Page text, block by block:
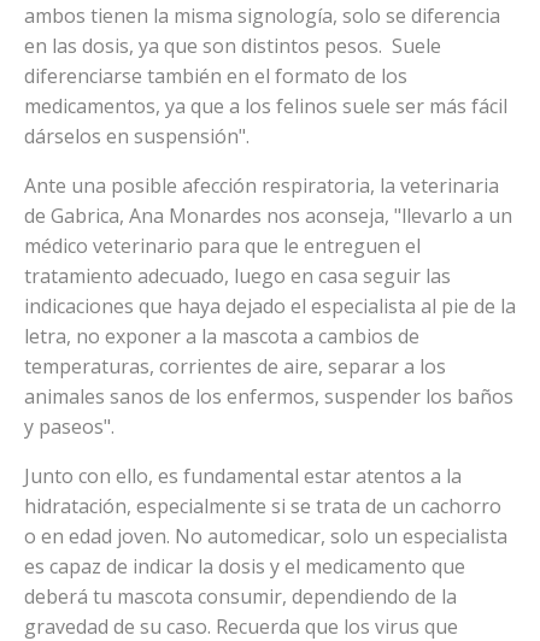
ambos tienen la misma signología, solo se diferencia
en las dosis, ya que son distintos pesos. Suele
diferenciarse también en el formato de los
medicamentos, ya que a los felinos suele ser más fácil
dárselos en suspensión".
Ante una posible afección respiratoria, la veterinaria
de Gabrica, Ana Monardes nos aconseja, "llevarlo a un
médico veterinario para que le entreguen el
tratamiento adecuado, luego en casa seguir las
indicaciones que haya dejado el especialista al pie de la
letra, no exponer a la mascota a cambios de
temperaturas, corrientes de aire, separar a los
animales sanos de los enfermos, suspender los baños
y paseos".
Junto con ello, es fundamental estar atentos a la
hidratación, especialmente si se trata de un cachorro
o en edad joven. No automedicar, solo un especialista
es capaz de indicar la dosis y el medicamento que
deberá tu mascota consumir, dependiendo de la
gravedad de su caso. Recuerda que los virus que